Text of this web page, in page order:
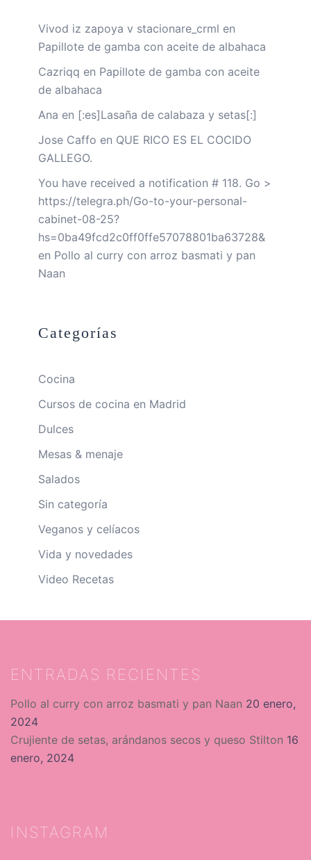
Vivod iz zapoya v stacionare_crml en
Papillote de gamba con aceite de albahaca
Cazriqq en Papillote de gamba con aceite
de albahaca
Ana en [:es]Lasaña de calabaza y setas[:]
Jose Caffo en QUE RICO ES EL COCIDO
GALLEGO.
You have received a notification # 118. Go >
https://telegra.ph/Go-to-your-personal-
cabinet-08-25?
hs=0ba49fcd2c0ff0ffe57078801ba63728&
en Pollo al curry con arroz basmati y pan
Naan
Categorías
Cocina
Cursos de cocina en Madrid
Dulces
Mesas & menaje
Salados
Sin categoría
Veganos y celíacos
Vida y novedades
Video Recetas
ENTRADAS RECIENTES
Pollo al curry con arroz basmati y pan Naan 20 enero,
2024
Crujiente de setas, arándanos secos y queso Stilton 16
enero, 2024
INSTAGRAM